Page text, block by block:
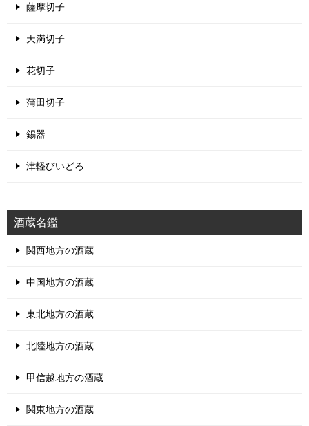
薩摩切子
天満切子
花切子
蒲田切子
錫器
津軽びいどろ
酒蔵名鑑
関西地方の酒蔵
中国地方の酒蔵
東北地方の酒蔵
北陸地方の酒蔵
甲信越地方の酒蔵
関東地方の酒蔵